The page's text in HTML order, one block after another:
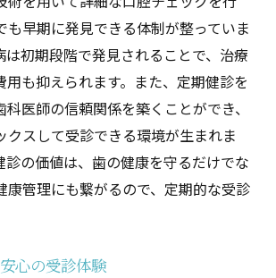
も早期に発見できる体制が整っていま
は初期段階で発見されることで、治療
用も抑えられます。また、定期健診を
医師の信頼関係を築くことができ、
クスして受診できる環境が生まれま
診の価値は、歯の健康を守るだけでな
康管理にも繋がるので、定期的な受診
心の受診体験